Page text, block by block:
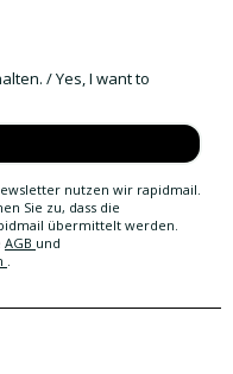
/ Yes, I want to
nutzen wir rapidmail.
Sie zu, dass die
übermittelt werden.
AGB und